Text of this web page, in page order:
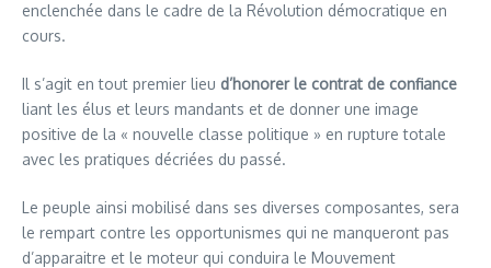
enclenchée dans le cadre de la Révolution démocratique en
cours.
Il s’agit en tout premier lieu d’honorer le contrat de confiance
liant les élus et leurs mandants et de donner une image
positive de la « nouvelle classe politique » en rupture totale
avec les pratiques décriées du passé.
Le peuple ainsi mobilisé dans ses diverses composantes, sera
le rempart contre les opportunismes qui ne manqueront pas
d’apparaitre et le moteur qui conduira le Mouvement